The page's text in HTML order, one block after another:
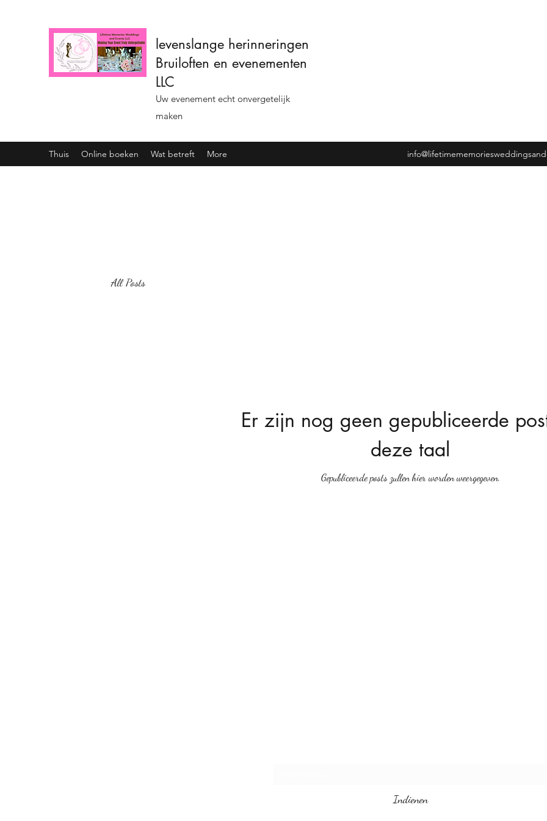
levenslange herinneringen
Bruiloften en evenementen
LLC
Uw evenement echt onvergetelijk
maken
Thuis Online boeken Wat betreft More
All Posts
Er zijn nog geen gepubliceerde
deze taal
Gepubliceerde posts zullen hier worden weergegeven.
Indienen